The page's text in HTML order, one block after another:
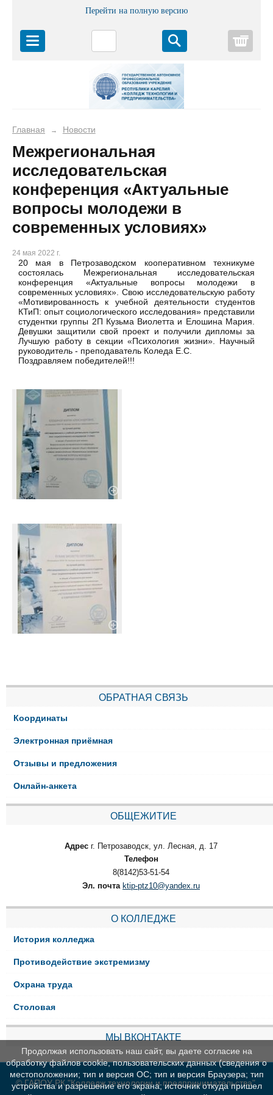
Перейти на полную версию
Главная → Новости
Межрегиональная
исследовательская
конференция «Актуальные
вопросы молодежи в
современных условиях»
24 мая 2022 г.
20 мая в Петрозаводском кооперативном техникуме
состоялась Межрегиональная исследовательская
конференция «Актуальные вопросы молодежи в
современных условиях». Свою исследовательскую работу
«Мотивированность к учебной деятельности студентов
КТиП: опыт социологического исследования» представили
студентки группы 2П Кузьма Виолетта и Елошина Мария.
Девушки защитили свой проект и получили дипломы за
Лучшую работу в секции «Психология жизни». Научный
руководитель - преподаватель Коледа Е.С.
Поздравляем победителей!!!
ОБРАТНАЯ СВЯЗЬ
Координаты
Электронная приёмная
Отзывы и предложения
Онлайн-анкета
ОБЩЕЖИТИЕ
Адрес г. Петрозаводск, ул. Лесная, д. 17
Телефон
8(8142)53-51-54
Эл. почта ktip-ptz10@yandex.ru
О КОЛЛЕДЖЕ
История колледжа
Противодействие экстремизму
Охрана труда
Столовая
МЫ ВКОНТАКТЕ
© ГАПОУ РК "Колледж технологии и предпринимательства"
Продолжая использовать наш сайт, вы даете согласие на
обработку файлов cookie, пользовательских данных (сведения о
местоположении; тип и версия ОС; тип и версия Браузера; тип
устройства и разрешение его экрана; источник откуда пришел